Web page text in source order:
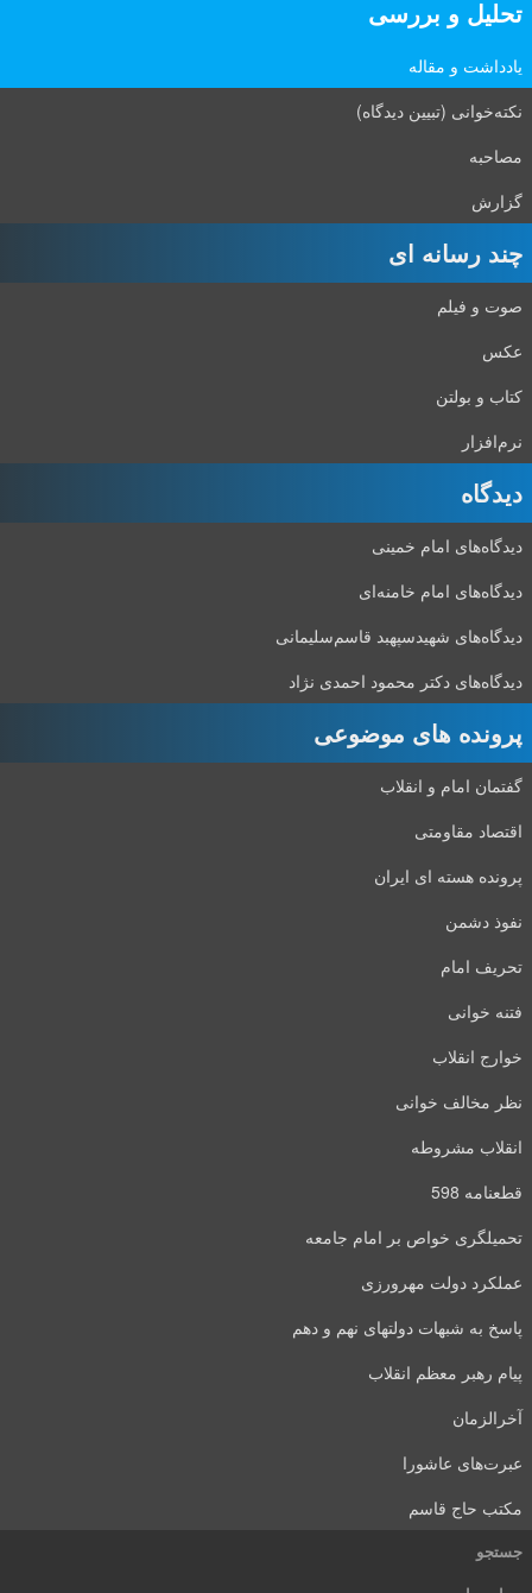
تحلیل و بررسی
یادداشت و مقاله
نکته‌خوانی (تبیین دیدگاه)
مصاحبه
گزارش
چند رسانه ای
صوت و فیلم
عکس
کتاب و بولتن
نرم‌افزار
دیدگاه‌
دیدگاه‌های امام خمینی
دیدگاه‌های امام خامنه‌ای
دیدگاه‌های شهید‌سپهبد قاسم‌سلیمانی
دیدگاه‌های دکتر محمود احمدی نژاد
پرونده های موضوعی
گفتمان امام و انقلاب
اقتصاد مقاومتی
پرونده هسته ای ایران
نفوذ دشمن
تحریف امام
فتنه خوانی
خوارج انقلاب
نظر مخالف خوانی
انقلاب مشروطه
قطعنامه 598
تحمیلگری خواص بر امام جامعه
عملکرد دولت مهرورزی
پاسخ به شبهات دولتهای نهم و دهم
پیام رهبر معظم انقلاب
آخرالزمان
عبرت‌های عاشورا
مکتب حاج قاسم
جستجو